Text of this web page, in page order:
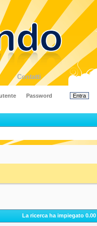
Contatti
La ricerca ha impiegato 0.00